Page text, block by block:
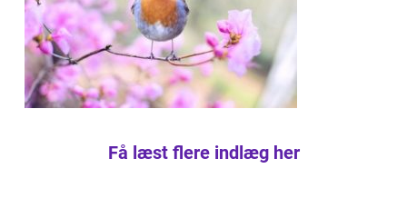
Få læst flere indlæg her